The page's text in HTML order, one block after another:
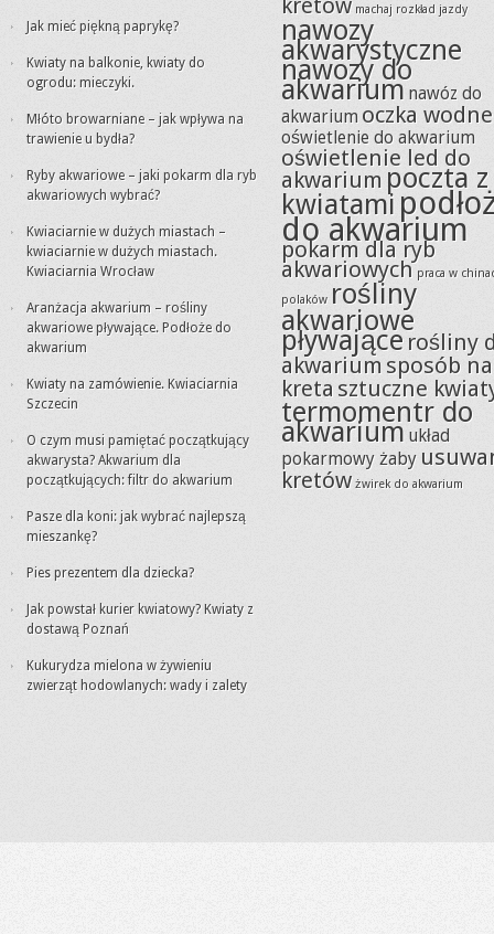
Jak mieć piękną paprykę?
Kwiaty na balkonie, kwiaty do
ogrodu: mieczyki.
Młóto browarniane – jak wpływa na
trawienie u bydła?
Ryby akwariowe – jaki pokarm dla ryb
akwariowych wybrać?
Kwiaciarnie w dużych miastach –
kwiaciarnie w dużych miastach.
Kwiaciarnia Wrocław
Aranżacja akwarium – rośliny
akwariowe pływające. Podłoże do
akwarium
Kwiaty na zamówienie. Kwiaciarnia
Szczecin
O czym musi pamiętać początkujący
akwarysta? Akwarium dla
początkujących: filtr do akwarium
Pasze dla koni: jak wybrać najlepszą
mieszankę?
Pies prezentem dla dziecka?
Jak powstał kurier kwiatowy? Kwiaty z
dostawą Poznań
Kukurydza mielona w żywieniu
zwierząt hodowlanych: wady i zalety
kretów machaj rozkład jazdy
nawozy
akwarystyczne
nawozy do
akwarium nawóz do
akwarium oczka wodne
oświetlenie do akwarium
oświetlenie led do
akwarium poczta z
kwiatami
do akwarium
pokarm dla ryb
akwariowych praca w
polaków rośliny
akwariowe
pływające rośliny
akwarium sposób na
kreta sztuczne
termomentr do
akwarium układ
pokarmowy żaby
kretów żwirek do akwarium